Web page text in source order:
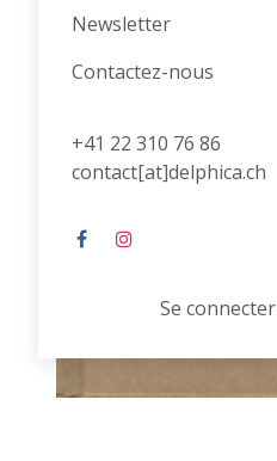
Newsletter
Contactez-nous
+41 22 310 76 86
contact[at]delphica.ch
Se connecter